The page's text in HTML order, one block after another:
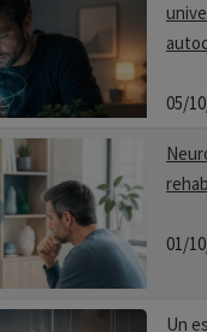
05/
01/
Un